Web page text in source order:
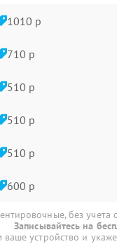
1010 р
710 р
510 р
510 р
510 р
600 р
без учета
Записывайтесь на
устройство и